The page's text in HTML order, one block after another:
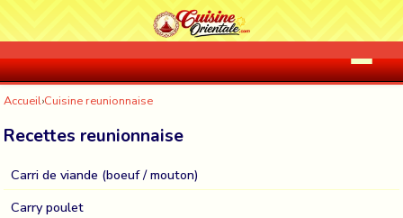
Accueil›Cuisine reunionnaise
Recettes reunionnaise
Carri de viande (boeuf / mouton)
Carry poulet